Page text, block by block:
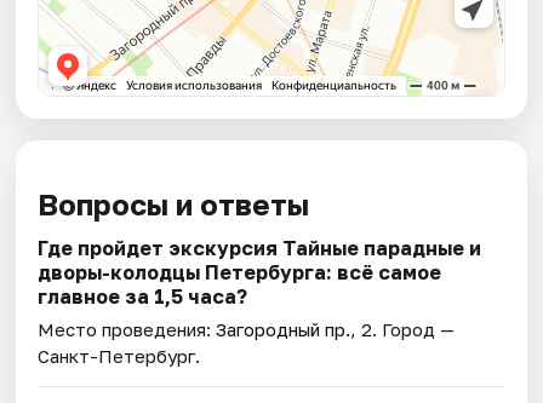
Вопросы и ответы
Где пройдет экскурсия Тайные парадные и
дворы-колодцы Петербурга: всё самое
главное за 1,5 часа?
Место проведения:Загородный пр., 2. Город —
Санкт-Петербург.